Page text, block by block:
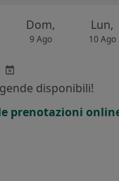
Dom,
9 Ago
Lun,
10 Ago
disponibili!
prenotazioni